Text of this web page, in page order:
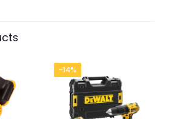
-14%